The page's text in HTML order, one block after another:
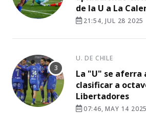
de la U a La
21:54, JUL 28 2025
U. DE CHILE
La "U" se aferra
clasificar a
Libertadores
07:46, MAY 14 2025